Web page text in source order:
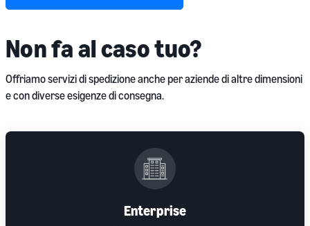
Non fa al caso tuo?
Offriamo servizi di spedizione anche per aziende di altre dimensioni
e con diverse esigenze di consegna.
Enterprise